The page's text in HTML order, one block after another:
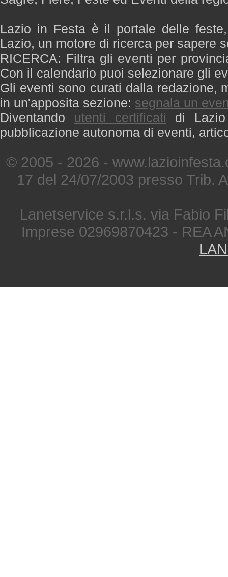
Lazio in Festa è il portale delle
Lazio, un motore di ricerca per sapere
RICERCA: Filtra gli eventi per
Con il calendario puoi selezionare gli
Gli eventi sono curati dalla redazione,
in un'apposita sezione: segnala un
Diventando utenti certificati di
pubblicazione autonoma di eventi,
© 2005 - 2026 -
17 del 24/07/2003 presso Trib.
Lanetservice s.r.l.s. via Fabio
Imprese 02969870423 - REA